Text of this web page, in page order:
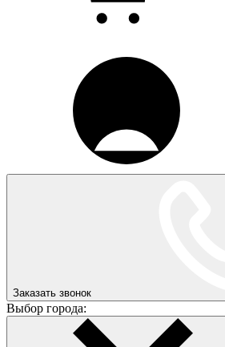
Заказать звонок
Выбор города: